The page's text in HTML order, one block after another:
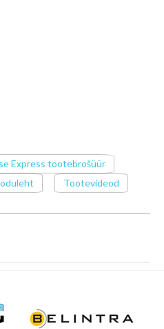
Express tootebrošüür
Tootevideod